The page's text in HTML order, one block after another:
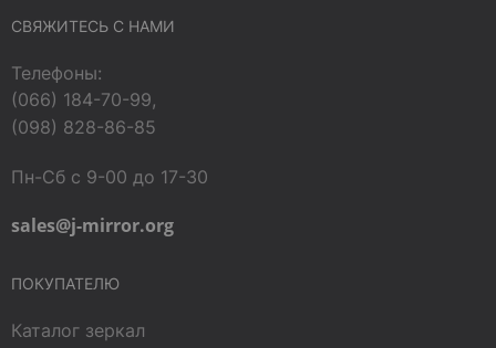
СВЯЖИТЕСЬ С НАМИ
Телефоны:
(066) 184-70-99,
(098) 828-86-85
Пн-Сб с 9-00 до 17-30
sales@j-mirror.org
ПОКУПАТЕЛЮ
Каталог зеркал